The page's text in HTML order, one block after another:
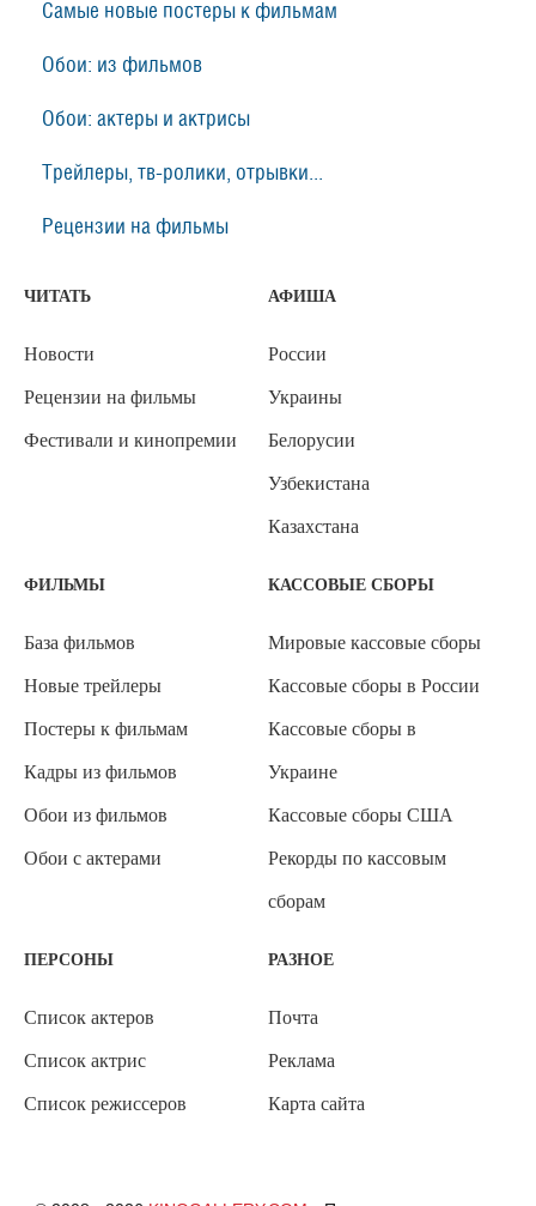
Самые новые постеры к фильмам
Обои: из фильмов
Обои: актеры и актрисы
Трейлеры, тв-ролики, отрывки...
Рецензии на фильмы
ЧИТАТЬ
Новости
Рецензии на фильмы
Фестивали и кинопремии
АФИША
России
Украины
Белорусии
Узбекистана
Казахстана
ФИЛЬМЫ
База фильмов
Новые трейлеры
Постеры к фильмам
Кадры из фильмов
Обои из фильмов
Обои с актерами
КАССОВЫЕ СБОРЫ
Мировые кассовые сборы
Кассовые сборы в России
Кассовые сборы в
Украине
Кассовые сборы США
Рекорды по кассовым
сборам
ПЕРСОНЫ
Список актеров
Список актрис
Список режиссеров
РАЗНОЕ
Почта
Реклама
Карта сайта